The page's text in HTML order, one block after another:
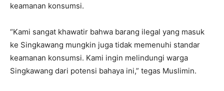
keamanan konsumsi.
“Kami sangat khawatir bahwa barang ilegal yang masuk
ke Singkawang mungkin juga tidak memenuhi standar
keamanan konsumsi. Kami ingin melindungi warga
Singkawang dari potensi bahaya ini,” tegas Muslimin.